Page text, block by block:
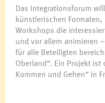
Das Integrationsforum
künstlerischen
Workshops die
und vor allem animieren
für alle Beteiligten
Oberland“. Ein Projekt ist
Kommen und Gehen“ in